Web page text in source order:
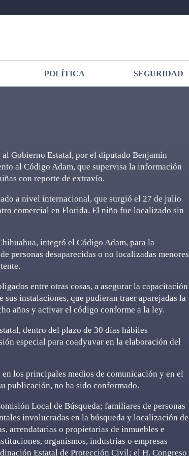
POLÍTICA SEGURIDAD
Gobierno Estatal, por el diputado Benjamín
al Código Adam, que supervisa la información
con reporte de extravío.
a nivel internacional, que surgió el 27 de julio
comercial en Florida. El niño fue localizado sin
integró el Código Adam, para la
personas desaparecidas o no localizadas menores
entre otras cosas, a asegurar la capacitación
instalaciones, que pudieran traer aparejadas la
años y activar el código conforme a la ley.
dentro del plazo de 30 días hábiles
especial para coadyuvar en la elaboración del
los principales medios de comunicación y en el
publicación, no ha sido conformado.
Local de Búsqueda; familiares de personas
involucradas en la búsqueda y localización de
arrendatarias o propietarias de inmuebles e
organismos, industrias o empresas
Estatal de Protección Civil; el H. Congreso